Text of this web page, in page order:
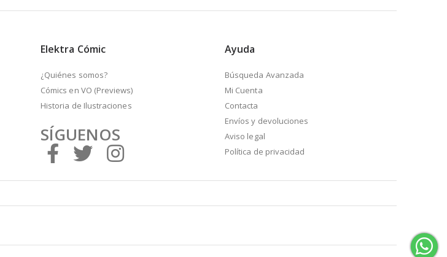
Elektra Cómic
¿Quiénes somos?
Cómics en VO (Previews)
Historia de Ilustraciones
SÍGUENOS
Ayuda
Búsqueda Avanzada
Mi Cuenta
Contacta
Envíos y devoluciones
Aviso legal
Política de privacidad